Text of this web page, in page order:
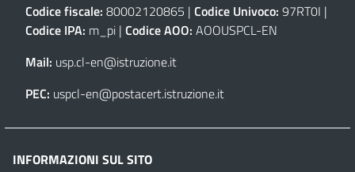
Codice fiscale: 80002120865 | Codice Univoco: 97RT0I |
Codice IPA: m_pi | Codice AOO: AOOUSPCL-EN
Mail: usp.cl-en@istruzione.it
PEC: uspcl-en@postacert.istruzione.it
INFORMAZIONI SUL SITO